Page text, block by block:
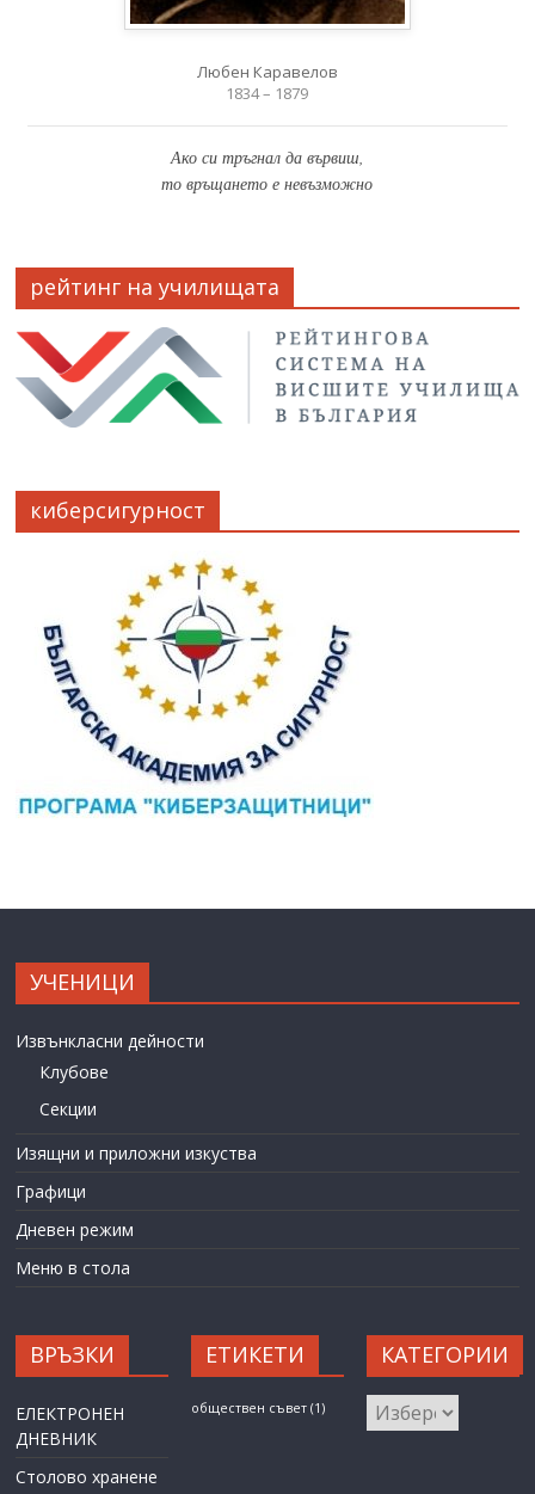
Любен Каравелов
1834 – 1879
Ако си тръгнал да вървиш,
то връщането е невъзможно
рейтинг на училищата
киберсигурност
УЧЕНИЦИ
Извънкласни дейности
Клубове
Секции
Изящни и приложни изкуства
Графици
Дневен режим
Меню в стола
ВРЪЗКИ
ЕЛЕКТРОНЕН
ДНЕВНИК
Столово хранене
ЕТИКЕТИ
обществен съвет (1)
КАТЕГОРИИ
КАТЕГОРИИ